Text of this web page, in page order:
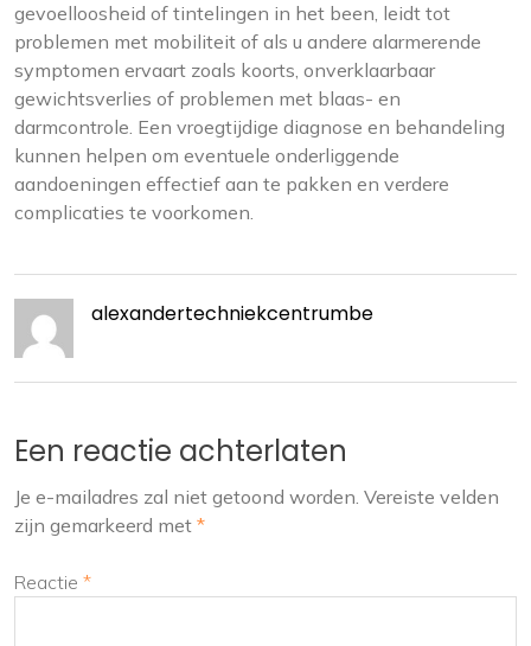
gevoelloosheid of tintelingen in het been, leidt tot
problemen met mobiliteit of als u andere alarmerende
symptomen ervaart zoals koorts, onverklaarbaar
gewichtsverlies of problemen met blaas- en
darmcontrole. Een vroegtijdige diagnose en behandeling
kunnen helpen om eventuele onderliggende
aandoeningen effectief aan te pakken en verdere
complicaties te voorkomen.
alexandertechniekcentrumbe
Een reactie achterlaten
Je e-mailadres zal niet getoond worden. Vereiste velden
zijn gemarkeerd met *
Reactie *